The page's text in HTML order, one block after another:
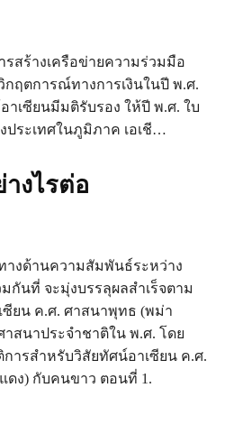
รสร้างเครือข่ายความร่วมมือ
กฤตการณ์ทางการเงินในปี พ.ศ.
าเซียนมีมติรับรอง ให้ปี พ.ศ. ใบ
ประเทศในภูมิภาค เอเชี…
งไรต่อ
างด้านความสัมพันธ์ระหว่าง
นที่ จะมุ่งบรรลุผลสำเร็จตาม
ยน ค.ศ. ศาสนาพุทธ (พม่า
สนาประจำชาติใน พ.ศ. โดย
ารสำหรับวิสัยทัศน์อาเซียน ค.ศ.
ดง) กับคนขาว ตอนที่ 1.